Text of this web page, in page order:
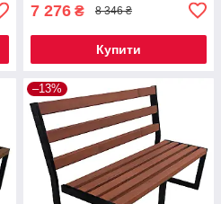
7 276 ₴ 8 346 ₴
Купити
–13%